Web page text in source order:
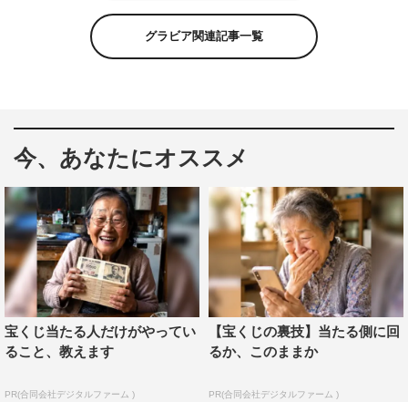
グラビア関連記事一覧
今、あなたにオススメ
宝くじ当たる人だけがやってい
ること、教えます
PR(合同会社デジタルファーム )
【宝くじの裏技】当たる側に回
るか、このままか
PR(合同会社デジタルファーム )